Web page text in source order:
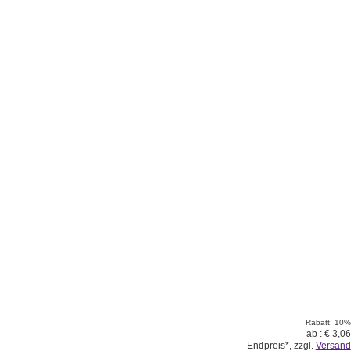
Rabatt: 10%
ab : € 3,06
Endpreis*, zzgl. Versand